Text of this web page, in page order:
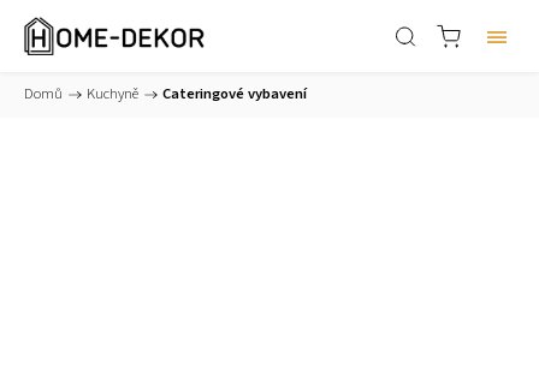
Domů / Kuchyně / Cateringové vybavení